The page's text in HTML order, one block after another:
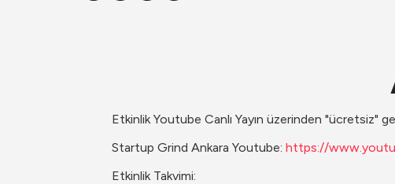
Etkinlik Youtube Canlı Yayın üzerinden "ücretsiz"
Startup Grind Ankara Youtube: https://
Etkinlik Takvimi: